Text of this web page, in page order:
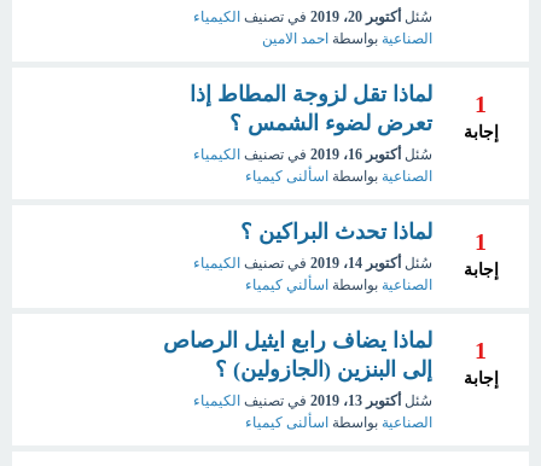
سُئل أكتوبر 20، 2019 في تصنيف الكيمياء
الصناعية بواسطة احمد الامين
1
إجابة
لماذا تقل لزوجة المطاط إذا
تعرض لضوء الشمس ؟
سُئل أكتوبر 16، 2019 في تصنيف الكيمياء
الصناعية بواسطة اسألنى كيمياء
1
إجابة
لماذا تحدث البراكين ؟
سُئل أكتوبر 14، 2019 في تصنيف الكيمياء
الصناعية بواسطة اسألني كيمياء
1
إجابة
لماذا يضاف رابع ايثيل الرصاص
إلى البنزين (الجازولين) ؟
سُئل أكتوبر 13، 2019 في تصنيف الكيمياء
الصناعية بواسطة اسألنى كيمياء